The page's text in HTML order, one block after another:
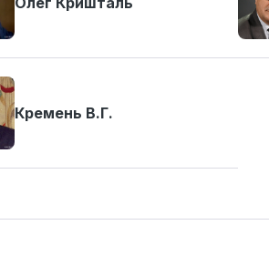
Кремень В.Г.